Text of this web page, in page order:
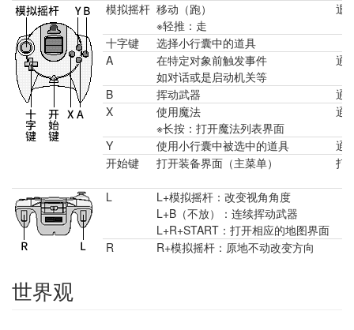
模拟摇杆 移动（跑）
※轻推：走
退
十字键
选择小行囊中的道具
A
在特定对象前触发事件
如对话或是启动机关等
通
B 挥动武器
通
X
使用魔法
※长按：打开魔法列表界面
通
Y 使用小行囊中被选中的道具
通
开始键
打开装备界面（主菜单） 打
L
L+模拟摇杆：改变视角角度
L+B（不放）：连续挥动武器
L+R+START：打开相应的地图界面
R
R+模拟摇杆：原地不动改变方向
世界观